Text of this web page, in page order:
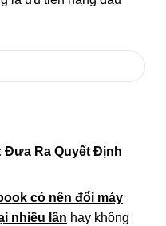
Đưa Ra Quyết Định
có nên đổi máy
nhiều lần hay không